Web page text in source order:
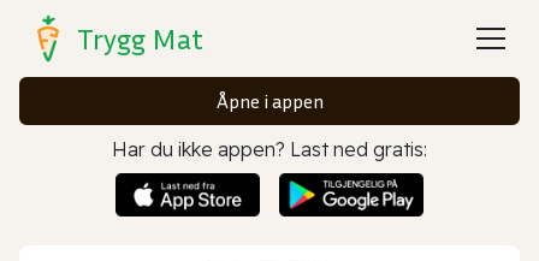
Trygg Mat
Åpne i appen
Har du ikke appen? Last ned gratis: